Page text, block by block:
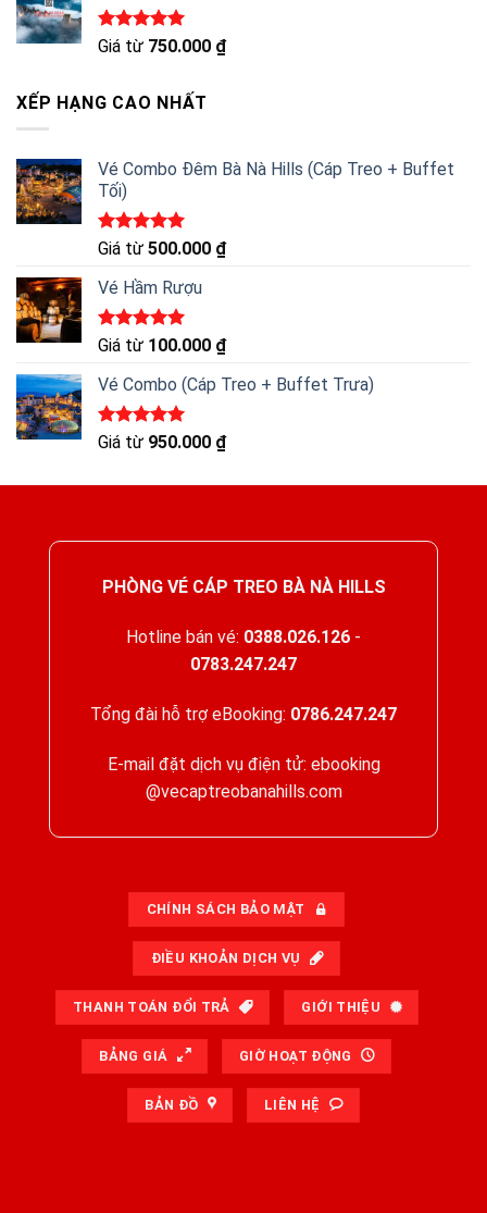
Được xếp
Giá từ 750.000 ₫
XẾP HẠNG CAO NHẤT
Vé Combo Đêm Bà Nà Hills (Cáp Treo + Buffet
Tối)
Được xếp
5 sao
Giá từ 500.000 ₫
Vé Hầm Rượu
Được xếp
5 sao
Giá từ 100.000 ₫
Vé Combo (Cáp Treo + Buffet Trưa)
Được xếp
Giá từ 950.000 ₫
PHÒNG VÉ CÁP TREO BÀ NÀ HILLS
Hotline bán vé: 0388.026.126 -
0783.247.247
Tổng đài hỗ trợ eBooking: 0786.247.247
E-mail đặt dịch vụ điện tử: ebooking
@vecaptreobanahills.com
CHÍNH SÁCH BẢO MẬT
ĐIỀU KHOẢN DỊCH VỤ
THANH TOÁN ĐỔI TRẢ GIỚI THIỆU
BẢNG GIÁ GIỜ HOẠT ĐỘNG
BẢN ĐỒ LIÊN HỆ